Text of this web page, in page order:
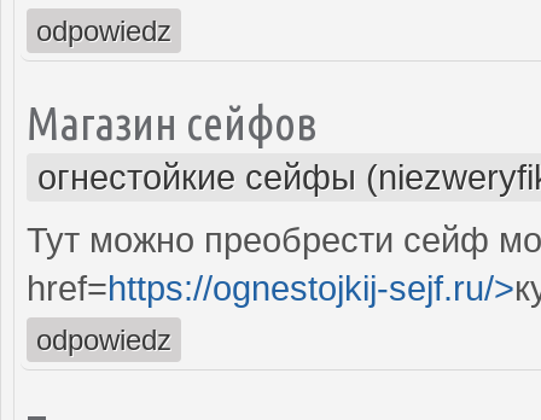
odpowiedz
Магазин сейфов
огнестойкие сейфы
Тут можно преобрести сейф
href=https://ognestojkij-sejf.ru/>
odpowiedz